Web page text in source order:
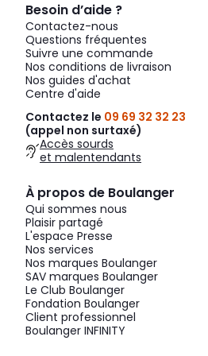
Besoin d’aide ?
Contactez-nous
Questions fréquentes
Suivre une commande
Nos conditions de livraison
Nos guides d'achat
Centre d'aide
Contactez le 09 69 32 32 23
(appel non surtaxé)
Accès sourds
et malentendants
À propos de Boulanger
Qui sommes nous
Plaisir partagé
L'espace Presse
Nos services
Nos marques Boulanger
SAV marques Boulanger
Le Club Boulanger
Fondation Boulanger
Client professionnel
Boulanger INFINITY